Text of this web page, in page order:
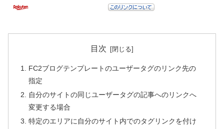
目次
FC2ブログテンプレートのユーザータグのリンク先の
指定
自分のサイトの同じユーザータグの記事へのリンクへ
変更する場合
特定のエリアに自分のサイト内でのタグリンクを付け